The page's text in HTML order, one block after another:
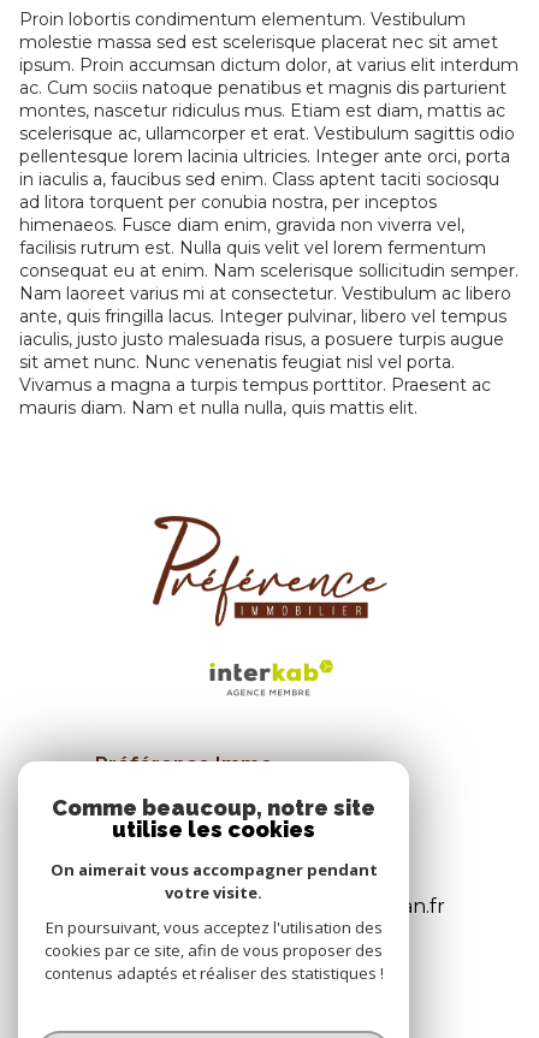
Proin lobortis condimentum elementum. Vestibulum
molestie massa sed est scelerisque placerat nec sit amet
ipsum. Proin accumsan dictum dolor, at varius elit interdum
ac. Cum sociis natoque penatibus et magnis dis parturient
montes, nascetur ridiculus mus. Etiam est diam, mattis ac
scelerisque ac, ullamcorper et erat. Vestibulum sagittis odio
pellentesque lorem lacinia ultricies. Integer ante orci, porta
in iaculis a, faucibus sed enim. Class aptent taciti sociosqu
ad litora torquent per conubia nostra, per inceptos
himenaeos. Fusce diam enim, gravida non viverra vel,
facilisis rutrum est. Nulla quis velit vel lorem fermentum
consequat eu at enim. Nam scelerisque sollicitudin semper.
Nam laoreet varius mi at consectetur. Vestibulum ac libero
ante, quis fringilla lacus. Integer pulvinar, libero vel tempus
iaculis, justo justo malesuada risus, a posuere turpis augue
sit amet nunc. Nunc venenatis feugiat nisl vel porta.
Vivamus a magna a turpis tempus porttitor. Praesent ac
mauris diam. Nam et nulla nulla, quis mattis elit.
Préférence Immo
26 Allée de la liberté
34570Pignan
04 67 47 58 08
agence@preferenceimmo-pignan.fr
Comme beaucoup, notre site
utilise les cookies
On aimerait vous accompagner pendant
votre visite.
En poursuivant, vous acceptez l'utilisation des
cookies par ce site, afin de vous proposer des
contenus adaptés et réaliser des statistiques !